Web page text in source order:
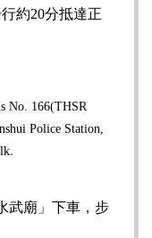
約20分抵達正
No. 166(THSR
Police Station,
武廟」下車，步